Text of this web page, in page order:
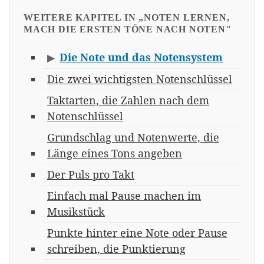
WEITERE KAPITEL IN „NOTEN LERNEN,
MACH DIE ERSTEN TÖNE NACH NOTEN"
▶ Die Note und das Notensystem
Die zwei wichtigsten Notenschlüssel
Taktarten, die Zahlen nach dem
Notenschlüssel
Grundschlag und Notenwerte, die
Länge eines Tons angeben
Der Puls pro Takt
Einfach mal Pause machen im
Musikstück
Punkte hinter eine Note oder Pause
schreiben, die Punktierung